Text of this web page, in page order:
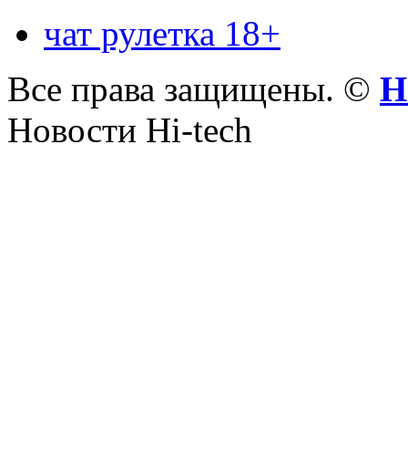
чат рулетка 18+
Все права защищены. ©
Новости Hi-tech